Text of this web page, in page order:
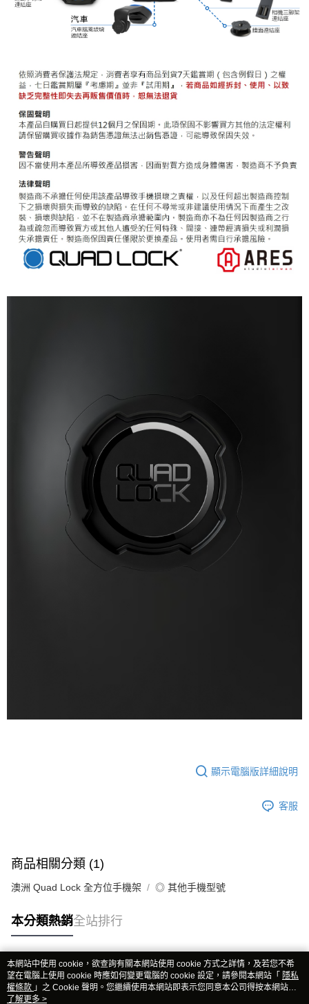
顯示電腦版詳細說明
客服
商品相關分類 (1)
澳洲 Quad Lock 全方位手機架 ◎ 其他手機型號
本分類熱銷全站排行
熱門標籤
本網站中使用 cookie，欲查詢有關本網站使用 cookie 方式之詳情，及若您不希
望在電腦上使用 cookie 時應如何變更電腦的 cookie 設定，請參閱本網站「 隱私
權條款 」之 Cookie 聲明。您繼續使用本網站即表示您同意本公司得按本網站使
用條款之 Cookie 聲明使用 cookie。
了解更多 >